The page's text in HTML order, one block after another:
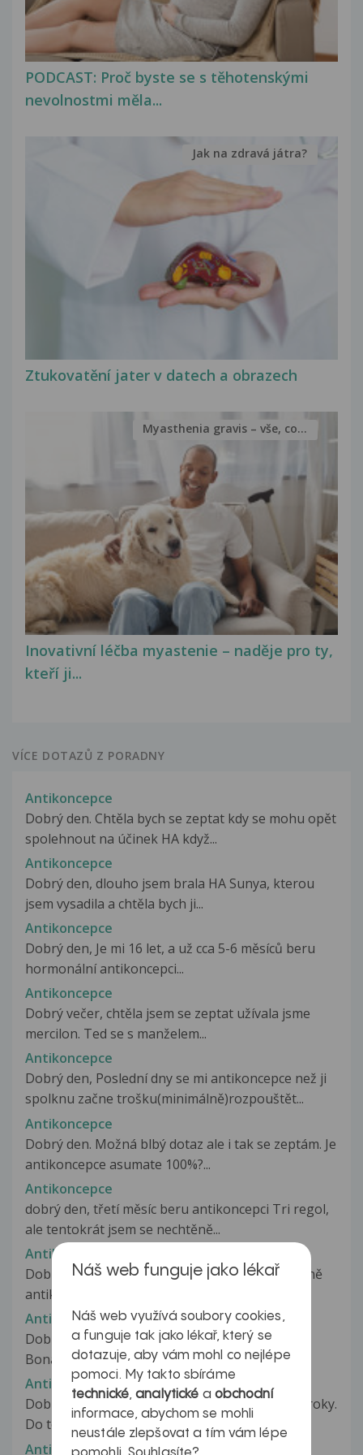
PODCAST: Proč byste se s těhotenskými
nevolnostmi měla...
Ztukovatění jater v datech a obrazech
Jak na zdravá játra?
Inovativní léčba myastenie – naděje pro ty,
kteří ji...
Myasthenia gravis – vše, co...
VÍCE DOTAZŮ Z PORADNY
Antikoncepce
Dobrý den. Chtěla bych se zeptat kdy se mohu opět
spolehnout na účinek HA když...
Antikoncepce
Dobrý den, dlouho jsem brala HA Sunya, kterou
jsem vysadila a chtěla bych ji...
Antikoncepce
Dobrý den, Je mi 16 let, a už cca 5-6 měsíců beru
hormonální antikoncepci...
Antikoncepce
Dobrý večer, chtěla jsem se zeptat užívala jsme
mercilon. Ted se s manželem...
Antikoncepce
Dobrý den, Poslední dny se mi antikoncepce než ji
spolknu začne trošku(minimálně)rozpouštět...
Antikoncepce
Dobrý den. Možná blbý dotaz ale i tak se zeptám. Je
antikoncepce asumate 100%?...
Antikoncepce
dobrý den, třetí měsíc beru antikoncepci Tri regol,
ale tentokrát jsem se nechtěně...
Antikoncepce
Dobrý den chtěla bych se zeptat. Beru pravidelně
antikoncepci už přibližně rok...
Antikoncepce
Dobrý den pani doktorko.Začla jsem užívat Ha
Bonadea.... beru jí 14 dní.pár...
Antikoncepce
Dobrý den, uzivam hormonální antikoncepci 4 roky.
Do této doby jsem neměla žádný...
Antikoncepce
Náš web funguje jako lékař
Náš web využívá soubory cookies,
a funguje tak jako lékař, který se
dotazuje, aby vám mohl co nejlépe
pomoci. My takto sbíráme
technické,analytické a obchodní
informace, abychom se mohli
neustále zlepšovat a tím vám lépe